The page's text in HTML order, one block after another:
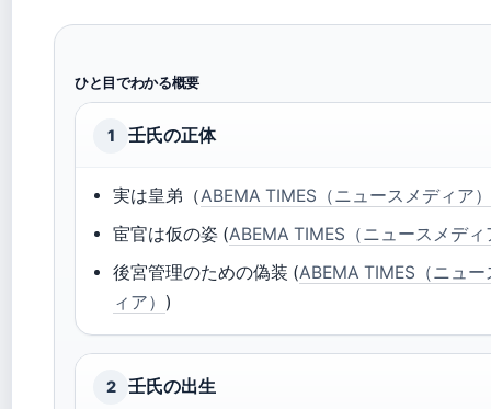
ひと目でわかる概要
1 壬氏の正体
実は皇弟（ABEMA TIMES（ニュースメディア
宦官は仮の姿 (ABEMA TIMES（ニュースメディ
後宮管理のための偽装 (ABEMA TIMES（ニュ
ィア） )
2 壬氏の出生